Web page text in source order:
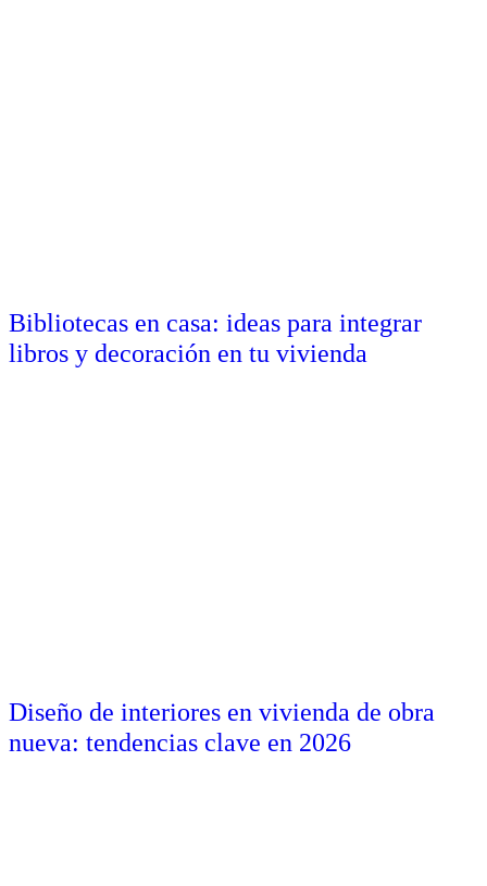
Bibliotecas en casa: ideas para integrar
libros y decoración en tu vivienda
Diseño de interiores en vivienda de obra
nueva: tendencias clave en 2026